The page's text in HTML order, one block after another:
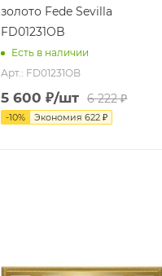
золото Fede Sevilla
FD01231OB
Есть в наличии
Арт.: FD01231OB
5 600 ₽/шт 6 222₽
-10% Экономия622 ₽